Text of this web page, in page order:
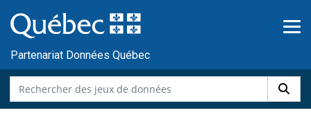
au
contenu
Partenariat Données Québec